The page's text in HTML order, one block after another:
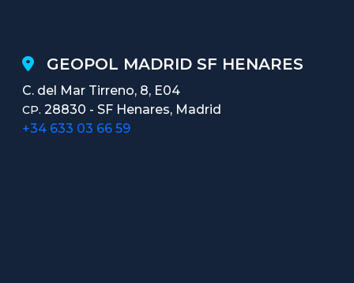
GEOPOL MADRID SF HENARES
C. del Mar Tirreno, 8, E04
CP. 28830 - SF Henares, Madrid
+34 633 03 66 59